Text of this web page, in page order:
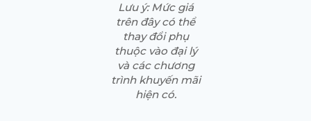
Lưu ý: Mức giá
trên đây có thể
thay đổi phụ
thuộc vào đại lý
và các chương
trình khuyến mãi
hiện có.